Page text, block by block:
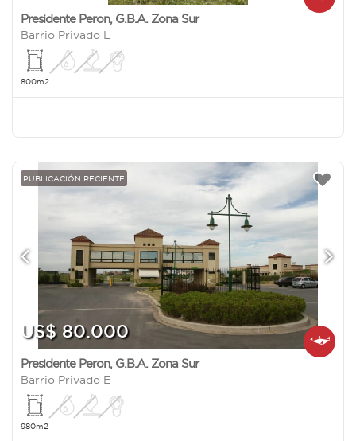
Presidente Peron, G.B.A. Zona Sur
Barrio Privado L
800m2
PUBLICACIÓN RECIENTE
US$ 80.000
Presidente Peron, G.B.A. Zona Sur
Barrio Privado E
980m2